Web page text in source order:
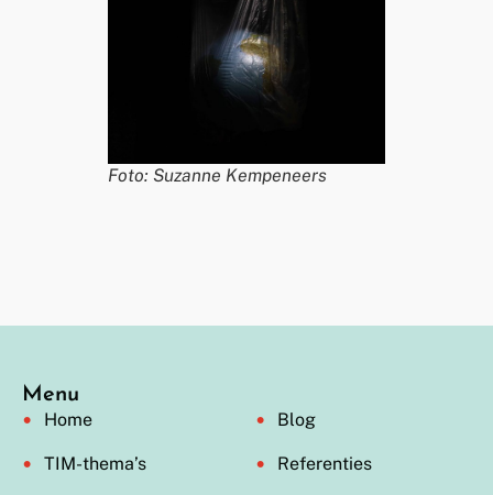
Foto: Suzanne Kempeneers
Menu
Home
TIM-thema’s
Blog
Referenties